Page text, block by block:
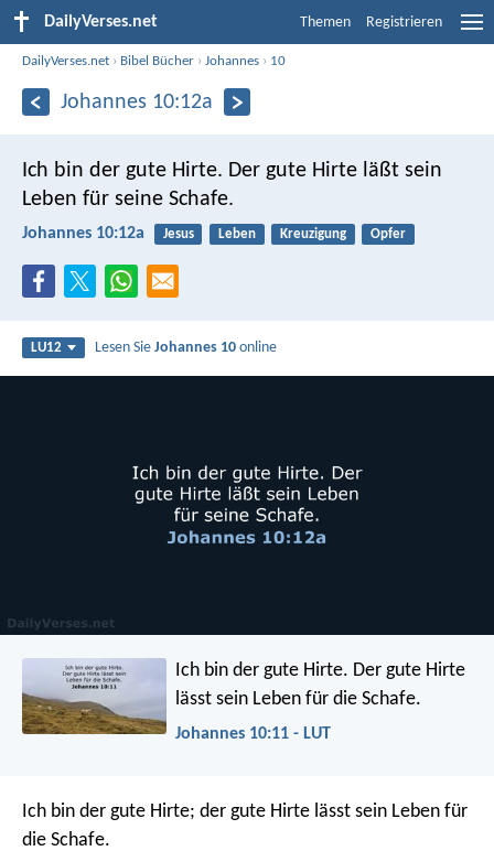
DailyVerses.net Themen Registrieren
DailyVerses.net › Bibel Bücher ›Johannes › 10
Johannes 10:12a
Ich bin der gute Hirte. Der gute Hirte läßt sein
Leben für seine Schafe.
Johannes 10:12a Jesus Leben Kreuzigung Opfer
LU12 Lesen SieJohannes 10 online
Ich bin der gute Hirte. Der gute Hirte
lässt sein Leben für die Schafe.
Johannes 10:11 - LUT
Ich bin der gute Hirte; der gute Hirte lässt sein Leben für
die Schafe.